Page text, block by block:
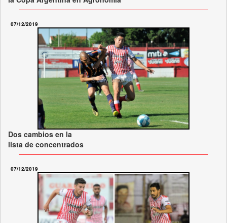
07/12/2019
Dos cambios en la
lista de concentrados
07/12/2019